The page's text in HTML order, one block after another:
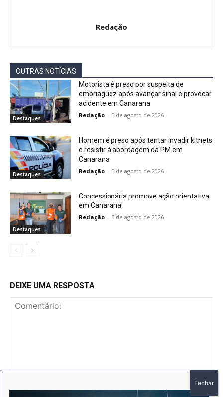
Redação
OUTRAS NOTÍCIAS
Destaques
Motorista é preso por suspeita de
embriaguez após avançar sinal e provocar
acidente em Canarana
Redação - 5 de agosto de 2026
Destaques
Homem é preso após tentar invadir kitnets
e resistir à abordagem da PM em
Canarana
Redação - 5 de agosto de 2026
Destaques
Concessionária promove ação orientativa
em Canarana
Redação - 5 de agosto de 2026
DEIXE UMA RESPOSTA